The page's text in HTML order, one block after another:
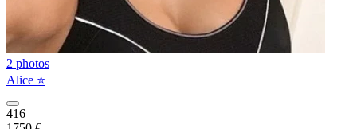
2 photos
Alice ⭐️
416